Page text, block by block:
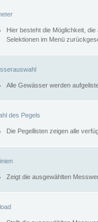
Hier besteht die Möglichkeit,
Selektionen im Menü
Alle Gewässer werden
des Pegels
Die Pegellisten zeigen alle
Zeigt die ausgewählten